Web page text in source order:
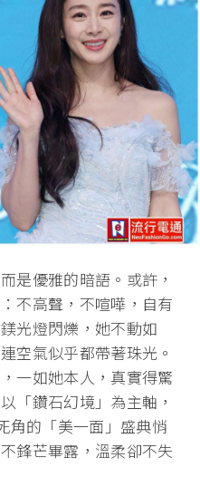
是優雅的暗語。或許，
不高聲，不喧嘩，自有
光燈閃爍，她不動如
空氣似乎都帶著珠光。
一如她本人，真實得驚
「鑽石幻境」為主軸，
角的「美一面」盛典悄
鋒芒畢露，溫柔卻不失